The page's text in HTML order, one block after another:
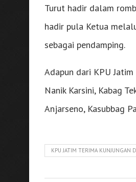
Turut hadir dalam
hadir pula Ketua
sebagai pendamping.
Adapun dari KPU
Nanik Karsini, Kabag
Anjarseno, Kasubbag
KPU JATIM TERIMA KUNJUNGAN